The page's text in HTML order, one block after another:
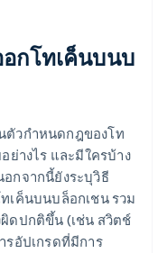
กโทเค็นบนบ
ตัวกำหนดกฎของโท
ย่างไร และมีใครบ้าง
กจากนี้ยังระบุวิธี
เค็นบนบล็อกเชน รวม
ดปกติขึ้น (เช่น สวิตช์
อัปเกรดที่มีการ